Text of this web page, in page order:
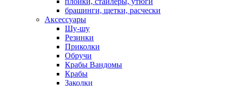
брашинги, щетки, расчески
Аксессуары
Шу-шу
Резинки
Приколки
Обручи
Крабы Вандомы
Крабы
Заколки